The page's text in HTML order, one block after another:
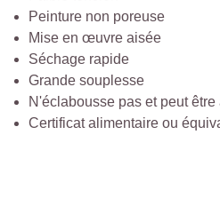
Peinture non poreuse
Mise en œuvre aisée
Séchage rapide
Grande souplesse
N'éclabousse pas et peut
Certificat alimentaire ou